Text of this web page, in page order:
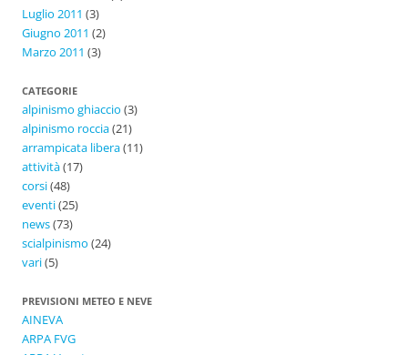
Luglio 2011 (3)
Giugno 2011 (2)
Marzo 2011 (3)
CATEGORIE
alpinismo ghiaccio (3)
alpinismo roccia(21)
arrampicata libera(11)
attività(17)
corsi(48)
eventi(25)
news(73)
scialpinismo (24)
vari(5)
PREVISIONI METEO E NEVE
AINEVA
ARPA FVG